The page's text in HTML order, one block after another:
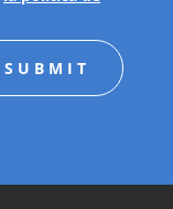
SUBMIT